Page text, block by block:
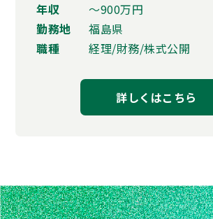
年収
〜900万円
勤務地
福島県
職種
経理/財務/株式公開
詳しくはこちら